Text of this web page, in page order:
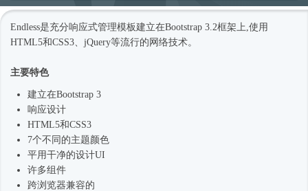
Endless是充分响应式管理模板建立在Bootstrap 3.2框架上,使用
HTML5和CSS3、jQuery等流行的网络技术。
主要特色
建立在Bootstrap 3
响应设计
HTML5和CSS3
7个不同的主题颜色
平用干净的设计UI
许多组件
跨浏览器兼容的